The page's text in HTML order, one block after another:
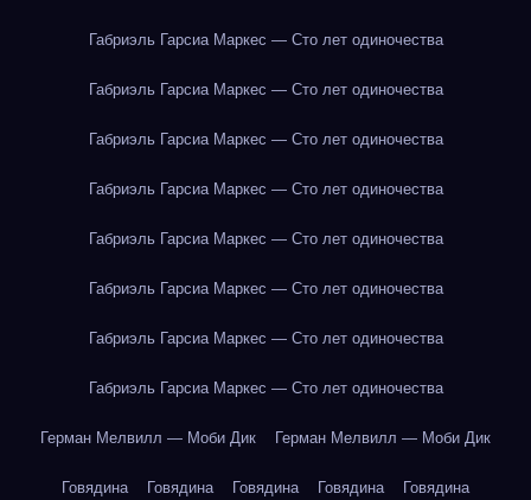
Габриэль Гарсиа Маркес — Сто лет одиночества
Габриэль Гарсиа Маркес — Сто лет одиночества
Габриэль Гарсиа Маркес — Сто лет одиночества
Габриэль Гарсиа Маркес — Сто лет одиночества
Габриэль Гарсиа Маркес — Сто лет одиночества
Габриэль Гарсиа Маркес — Сто лет одиночества
Габриэль Гарсиа Маркес — Сто лет одиночества
Габриэль Гарсиа Маркес — Сто лет одиночества
Герман Мелвилл — Моби Дик Герман Мелвилл — Моби Дик
Говядина Говядина Говядина Говядина Говядина